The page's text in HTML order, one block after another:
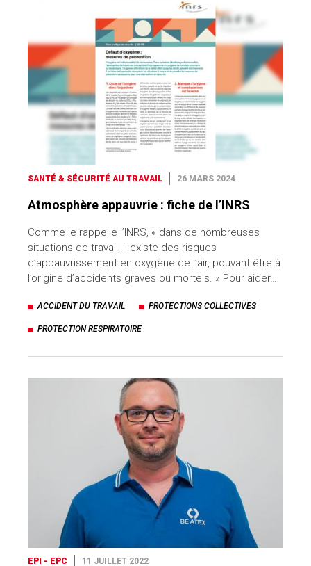
SANTÉ & SÉCURITÉ AU TRAVAIL 26 MARS 2024
Atmosphère appauvrie : fiche de l’INRS
Comme le rappelle l’INRS, « dans de nombreuses
situations de travail, il existe des risques
d’appauvrissement en oxygène de l’air, pouvant être à
l’origine d’accidents graves ou mortels. » Pour aider…
ACCIDENT DU TRAVAIL PROTECTIONS COLLECTIVES
PROTECTION RESPIRATOIRE
EPI - EPC 11 JUILLET 2022